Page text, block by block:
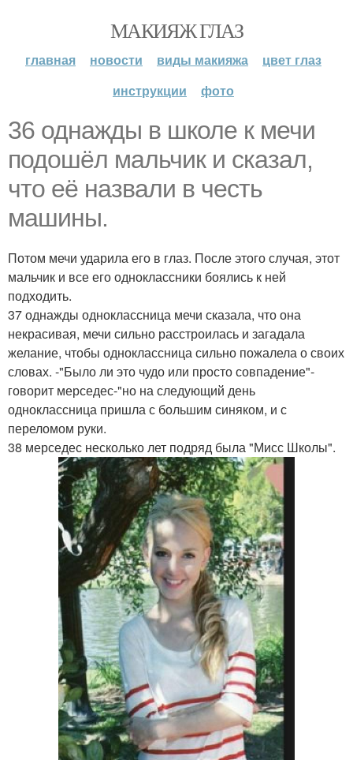
МАКИЯЖ ГЛАЗ
главная новости виды макияжа
цвет глаз
инструкции
фото
36 однажды в школе к мечи
подошёл мальчик и сказал,
что её назвали в честь
машины.
Потом мечи ударила его в глаз. После этого случая, этот
мальчик и все его одноклассники боялись к ней
подходить.
37 однажды одноклассница мечи сказала, что она
некрасивая, мечи сильно расстроилась и загадала
желание, чтобы одноклассница сильно пожалела о своих
словах. -"Было ли это чудо или просто совпадение"-
говорит мерседес-"но на следующий день
одноклассница пришла с большим синяком, и с
переломом руки.
38 мерседес несколько лет подряд была "Мисс Школы".